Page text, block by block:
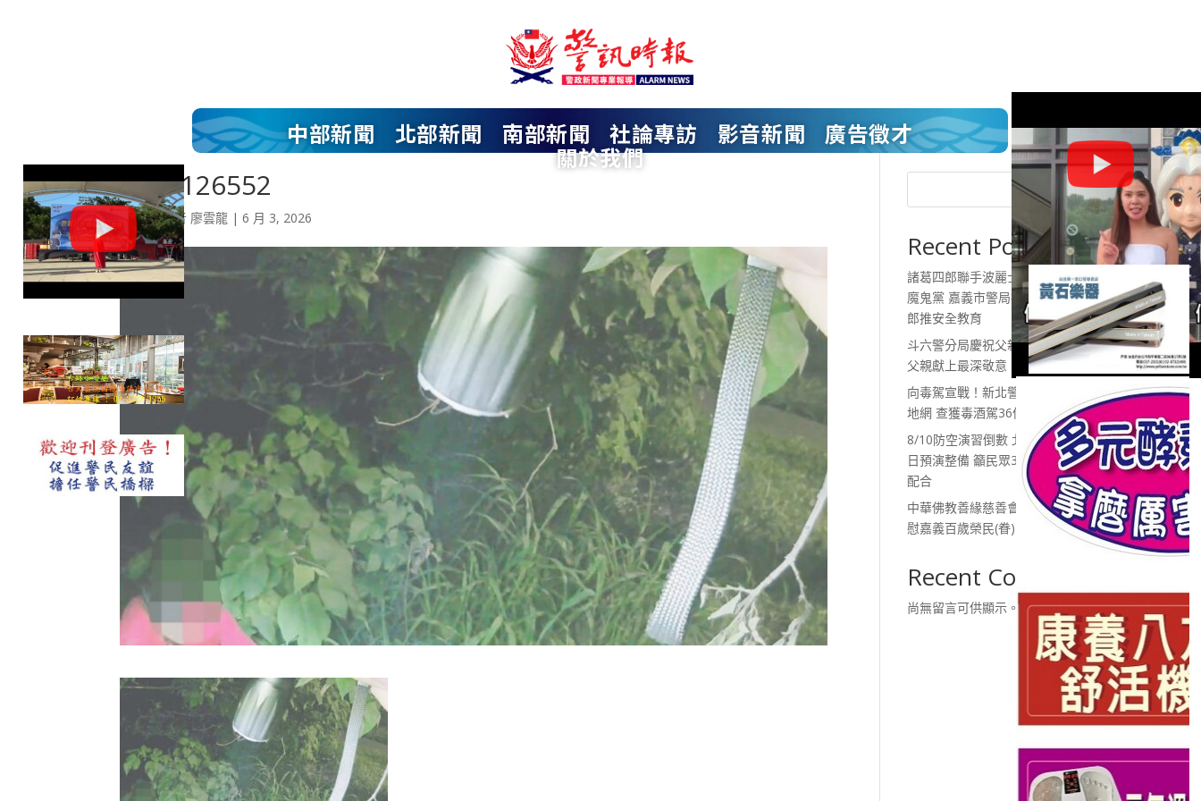
中部新聞 北部新聞 南部新聞 社論專訪 影音新聞 廣告徵才
關於我們
1000126552
by特派記者 廖雲龍 |6 月 3, 2026
搜尋
Recent Posts
諸葛四郎聯手波麗士對抗網路
魔鬼黨 嘉義市警局攜手諸葛四
郎推安全教育
斗六警分局慶祝父親節 向辛勞
父親獻上最深敬意
向毒駕宣戰！新北警再佈天羅
地網 查獲毒酒駕36件
8/10防空演習倒數 北港警連2
日預演整備 籲民眾30分鐘務必
配合
中華佛教善緣慈善會愛綿延 關
慰嘉義百歲榮民(眷)
Recent Comments
尚無留言可供顯示。